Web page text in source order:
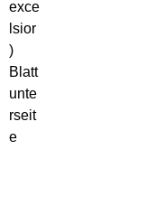
exce
lsior
)
Blatt
unte
rseit
e